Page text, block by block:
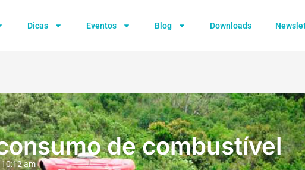
Dicas Eventos Blog Downloads
de combustível
10:12 am